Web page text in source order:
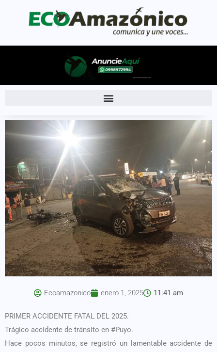
Ecoamazonico enero 1, 2025 11:41 am
PRIMER ACCIDENTE FATAL DEL 2025.
Trágico accidente de tránsito en #Puyo.
Hace pocos minutos, se registró un lamentable accidente de